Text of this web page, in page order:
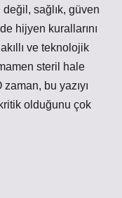
sağlık, güven
hijyen kurallarını
ve teknolojik
steril hale
bu yazıyı
olduğunu çok